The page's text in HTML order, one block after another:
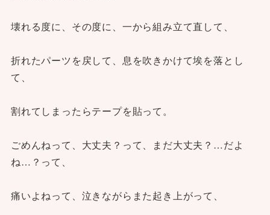
壊れる度に、その度に、一から組み立て直して、
折れたパーツを戻して、息を吹きかけて埃を落とし
て、
割れてしまったらテープを貼って。
ごめんねって、大丈夫？って、まだ大丈夫？…だよ
ね…？って、
痛いよねって、泣きながらまた起き上がって、